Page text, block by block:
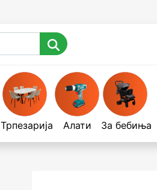
Трпезарија Алати За бебиња